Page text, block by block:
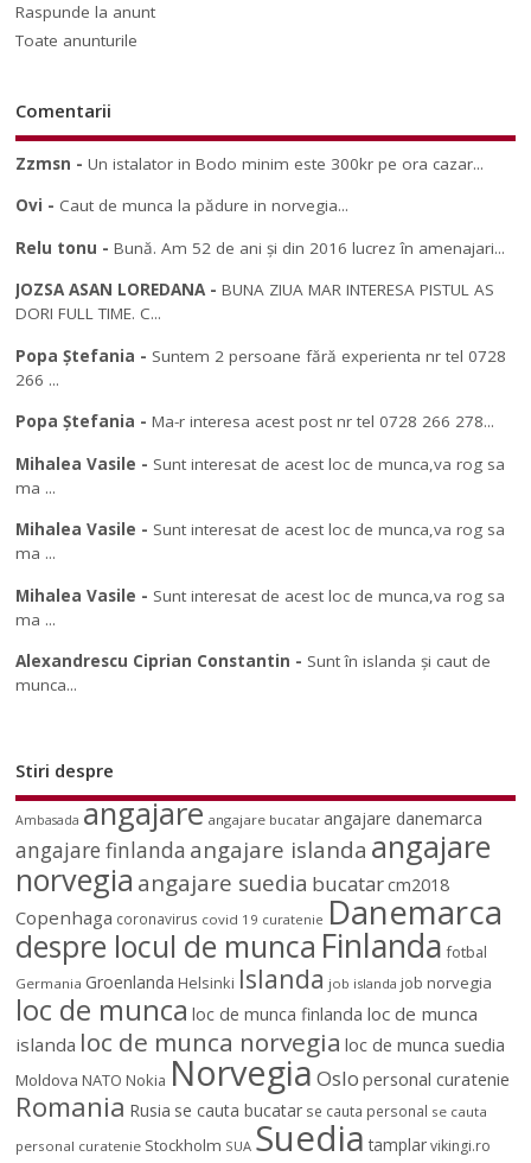
Raspunde la anunt
Toate anunturile
Comentarii
Zzmsn -Un istalator in Bodo minim este 300kr pe ora cazar...
Ovi - Caut de munca la pădure in norvegia...
Relu tonu -Bună. Am 52 de ani și din 2016 lucrez în amenajari...
JOZSA ASAN LOREDANA-BUNA ZIUA MAR INTERESA PISTUL AS
DORI FULL TIME. C...
Popa Ștefania - Suntem 2 persoane fără experienta nr tel 0728
266 ...
Popa Ștefania -Ma-r interesa acest post nr tel 0728 266 278...
Mihalea Vasile - Sunt interesat de acest loc de munca,va rog sa
ma ...
Mihalea Vasile - Sunt interesat de acest loc de munca,va rog sa
ma ...
Mihalea Vasile - Sunt interesat de acest loc de munca,va rog sa
ma ...
Alexandrescu Ciprian Constantin - Sunt în islanda și caut de
munca...
Stiri despre
Ambasada angajare angajare bucatar angajare danemarca
angajare finlanda angajare islanda angajare
norvegia angajare suedia bucatarcm2018
Copenhaga coronavirus covid 19 curatenie Danemarca
despre locul de munca Finlanda fotbal
Germania Groenlanda Helsinki Islanda job islanda job norvegia
loc de munca loc de munca finlanda loc de munca
islanda loc de munca norvegia loc de munca suedia
Moldova NATO Nokia NorvegiaOslo personal curatenie
Romania Rusia se cauta bucatar se cauta personal se cauta
personal curatenie Stockholm SUA Suedia tamplar vikingi.ro